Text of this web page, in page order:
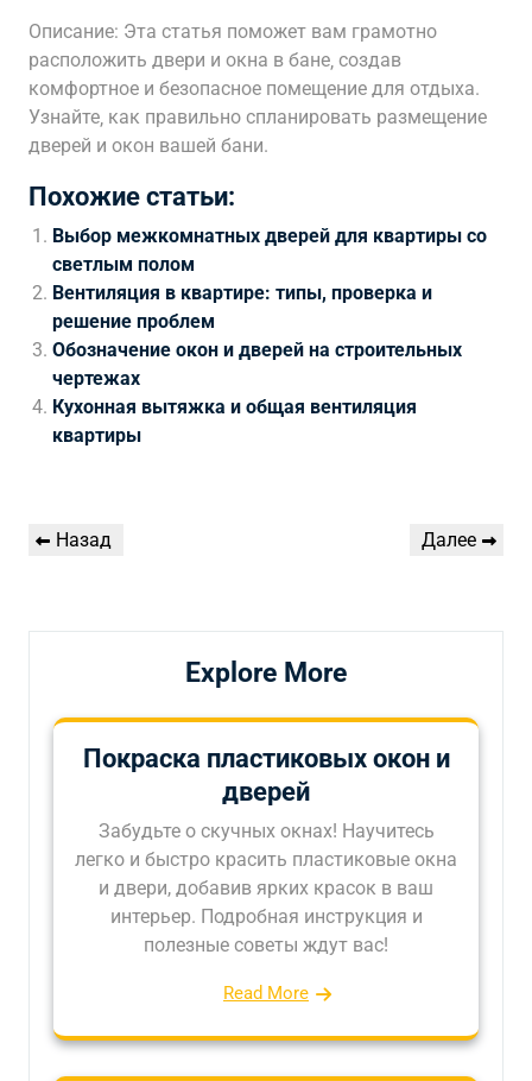
Описание: Эта статья поможет вам грамотно
расположить двери и окна в бане‚ создав
комфортное и безопасное помещение для отдыха.
Узнайте‚ как правильно спланировать размещение
дверей и окон вашей бани.
Похожие статьи:
Выбор межкомнатных дверей для квартиры со
светлым полом
Вентиляция в квартире: типы, проверка и
решение проблем
Обозначение окон и дверей на строительных
чертежах
Кухонная вытяжка и общая вентиляция
квартиры
Навигация
Предыдущая
Назад
Следующая
Далее
Explore More
Покраска пластиковых окон и
дверей
Забудьте о скучных окнах! Научитесь
легко и быстро красить пластиковые окна
и двери, добавив ярких красок в ваш
интерьер. Подробная инструкция и
полезные советы ждут вас!
Read More